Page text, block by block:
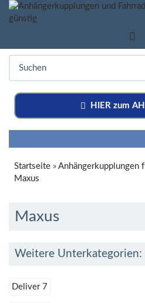
HIER zum
Startseite » Anhängerkupplungen
Maxus
Maxus
Weitere Unterkategorien:
Deliver 7